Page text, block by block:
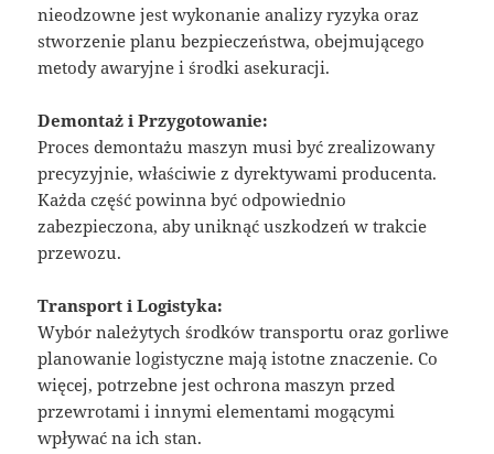
nieodzowne jest wykonanie analizy ryzyka oraz
stworzenie planu bezpieczeństwa, obejmującego
metody awaryjne i środki asekuracji.
Demontaż i Przygotowanie:
Proces demontażu maszyn musi być zrealizowany
precyzyjnie, właściwie z dyrektywami producenta.
Każda część powinna być odpowiednio
zabezpieczona, aby uniknąć uszkodzeń w trakcie
przewozu.
Transport i Logistyka:
Wybór należytych środków transportu oraz gorliwe
planowanie logistyczne mają istotne znaczenie. Co
więcej, potrzebne jest ochrona maszyn przed
przewrotami i innymi elementami mogącymi
wpływać na ich stan.